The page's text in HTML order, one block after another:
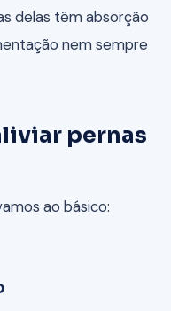
delas têm absorção
nem sempre
pernas
ao básico: